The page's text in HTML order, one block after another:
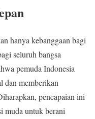
hanya kebanggaan bagi
seluruh bangsa
pemuda Indonesia
dan memberikan
pencapaian ini
muda untuk berani